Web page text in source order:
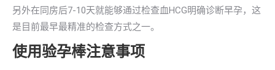
另外在同房后7-10天就能够通过检查血HCG明确诊断早孕，这
是目前最早最精准的检查方式之一。
使用验孕棒注意事项